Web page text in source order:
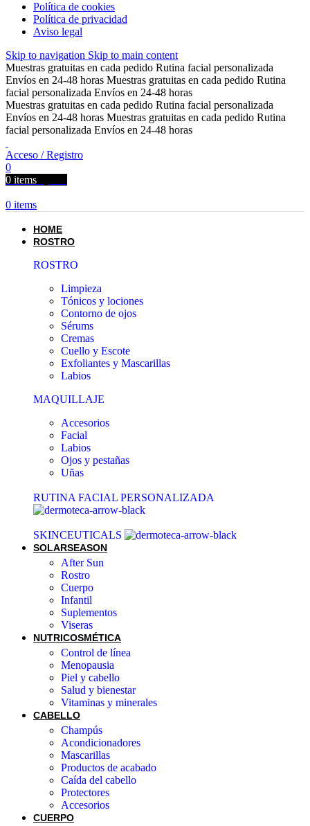
Política de cookies
Política de privacidad
Aviso legal
Skip to navigation Skip to main content
Muestras gratuitas en cada pedido Rutina facial personalizada
Envíos en 24-48 horas Muestras gratuitas en cada pedido Rutina
facial personalizada Envíos en 24-48 horas
Muestras gratuitas en cada pedido Rutina facial personalizada
Envíos en 24-48 horas Muestras gratuitas en cada pedido Rutina
facial personalizada Envíos en 24-48 horas
Acceso / Registro
0
0 items
0 items
HOME
ROSTRO
ROSTRO
Limpieza
Tónicos y lociones
Contorno de ojos
Sérums
Cremas
Cuello y Escote
Exfoliantes y Mascarillas
Labios
MAQUILLAJE
Accesorios
Facial
Labios
Ojos y pestañas
Uñas
RUTINA FACIAL PERSONALIZADA
SKINCEUTICALS
SOLARSEASON
After Sun
Rostro
Cuerpo
Infantil
Suplementos
Viseras
NUTRICOSMÉTICA
Control de línea
Menopausia
Piel y cabello
Salud y bienestar
Vitaminas y minerales
CABELLO
Champús
Acondicionadores
Mascarillas
Productos de acabado
Caída del cabello
Protectores
Accesorios
CUERPO